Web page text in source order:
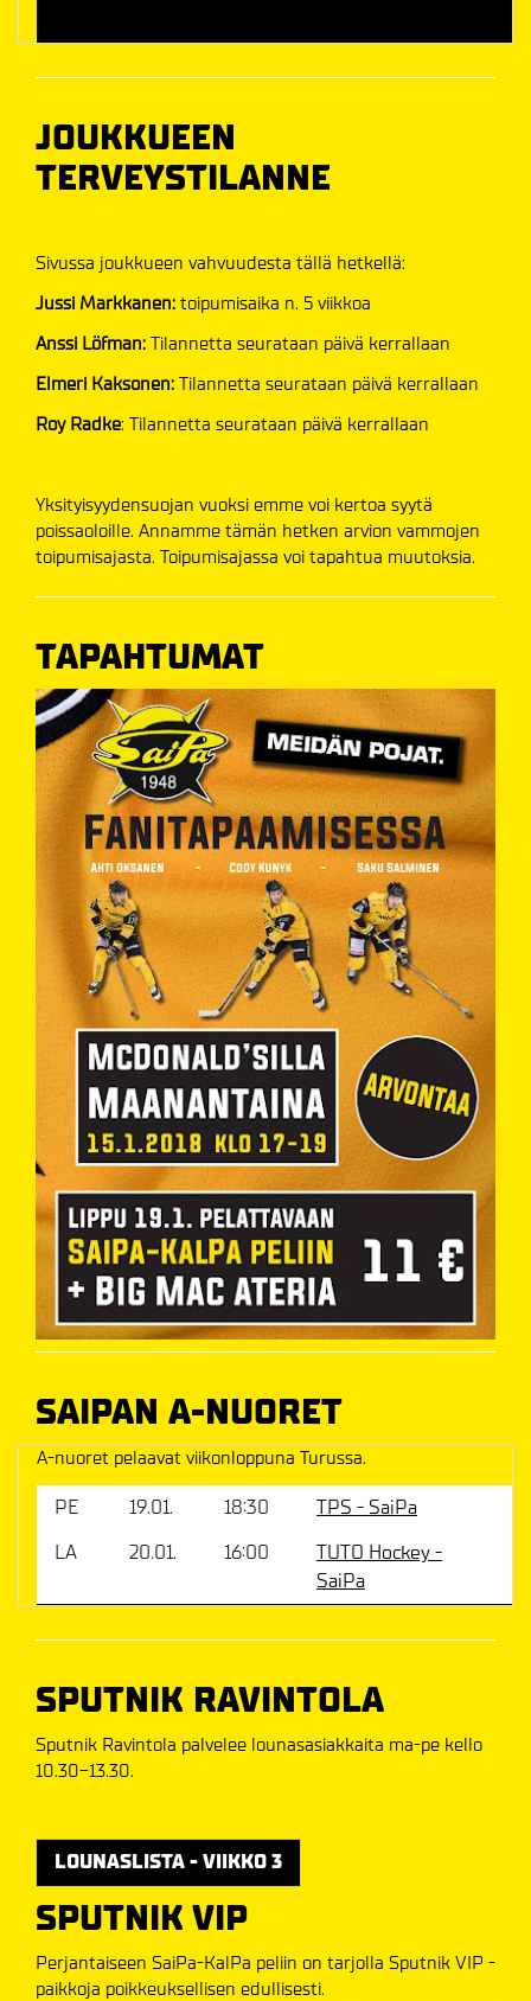
JOUKKUEEN
TERVEYSTILANNE
Sivussa joukkueen vahvuudesta tällä hetkellä:
Jussi Markkanen: toipumisaika n. 5 viikkoa
Anssi Löfman: Tilannetta seurataan päivä kerrallaan
Elmeri Kaksonen: Tilannetta seurataan päivä kerrallaan
Roy Radke: Tilannetta seurataan päivä kerrallaan
Yksityisyydensuojan vuoksi emme voi kertoa syytä
poissaoloille. Annamme tämän hetken arvion vammojen
toipumisajasta. Toipumisajassa voi tapahtua muutoksia.
TAPAHTUMAT
SAIPAN A-NUORET
A-nuoret pelaavat viikonloppuna Turussa.
PE 19.01. 18:30
TPS - SaiPa
LA
20.01. 16:00
TUTO Hockey -
SaiPa
SPUTNIK RAVINTOLA
Sputnik Ravintola palvelee lounasasiakkaita ma-pe kello
10.30-13.30.
LOUNASLISTA - VIIKKO 3
SPUTNIK VIP
Perjantaiseen SaiPa-KalPa peliin on tarjolla Sputnik VIP -
paikkoja poikkeuksellisen edullisesti.